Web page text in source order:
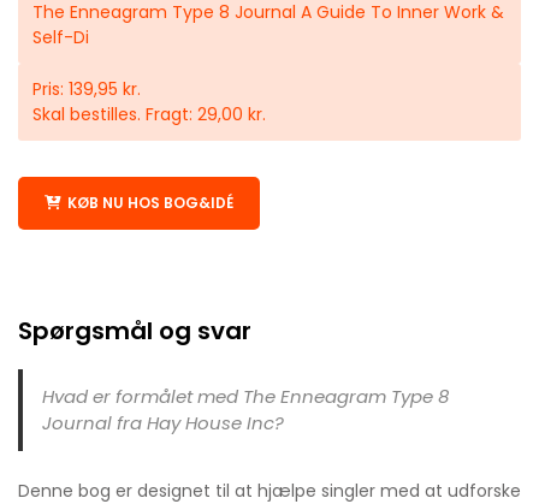
The Enneagram Type 8 Journal A Guide To Inner Work &
Self-Di
Pris: 139,95 kr.
Skal bestilles. Fragt: 29,00 kr.
KØB NU HOS BOG&IDÉ
Spørgsmål og svar
Hvad er formålet med The Enneagram Type 8
Journal fra Hay House Inc?
Denne bog er designet til at hjælpe singler med at udforske